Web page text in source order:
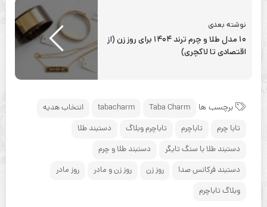
نوشته بعدی
۱۰ مدل طلا و چرم ترند ۱۴۰۴ برای روز زن (از
اقتصادی تا لاکچری)
برچسب ها Taba Charm
tabacharm
انتخاب هدیه
تابا چرم
تاباچرم تاباچرم وبلاگ
دستبند طلا
دستبند طلا با سنگ تایگر
دستبند طلا و چرم
دستبند فرکانس صدا
روز زن روز زن و مادر
روز مادر
وبلاگ تاباچرم